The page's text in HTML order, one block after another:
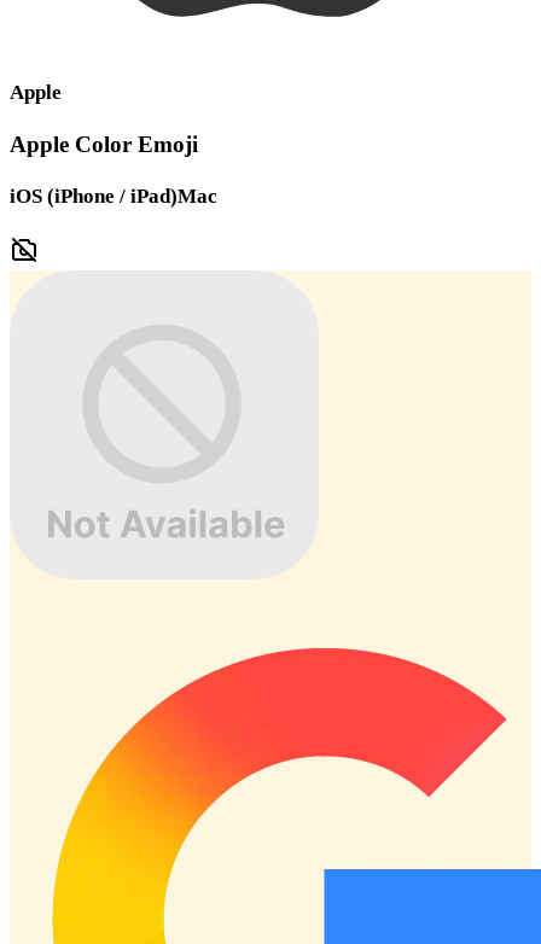
Apple
Apple Color Emoji
iOS (iPhone / iPad)Mac